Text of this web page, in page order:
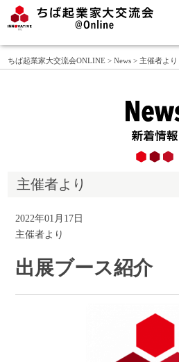
ちば起業家大交流会ONLINE >News >主催者より
主催者より
2022年01月17日
主催者より
出展ブース紹介